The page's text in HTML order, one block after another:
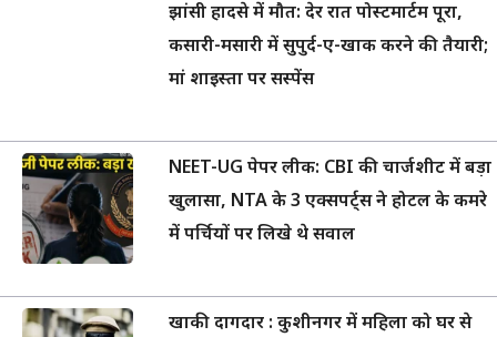
झांसी हादसे में मौत: देर रात पोस्टमार्टम पूरा,
कसारी-मसारी में सुपुर्द-ए-खाक करने की तैयारी;
मां शाइस्ता पर सस्पेंस
NEET-UG पेपर लीक: CBI की चार्जशीट में बड़ा
खुलासा, NTA के 3 एक्सपर्ट्स ने होटल के कमरे
में पर्चियों पर लिखे थे सवाल
खाकी दागदार : कुशीनगर में महिला को घर से